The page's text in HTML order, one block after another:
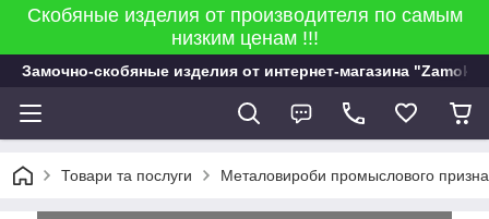
Скобяные изделия от производителя по самым
низким ценам !!!
Замочно-скобяные изделия от интернет-магазина "Zamok
Товари та послуги Металовироби промыслового